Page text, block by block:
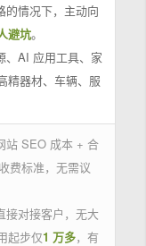
的情况下，主动向
避坑。
、AI 应用工具、家
精器材、车辆、服
站 SEO 成本 + 合
费标准，无需议
接对接客户，无大
起步仅1 万多，有